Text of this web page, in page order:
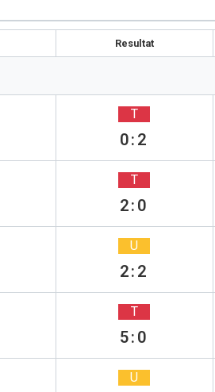
Resultat
T
0:2
T
2:0
U
2:2
T
5:0
U